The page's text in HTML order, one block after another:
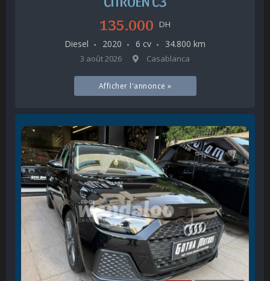
135.000 DH
Diesel 2020 6 cv 34.800 km
3 août 2026 Casablanca
Afficher l'annonce »